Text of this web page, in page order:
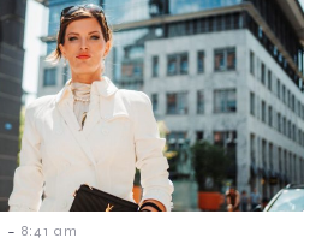
- 8:41 am